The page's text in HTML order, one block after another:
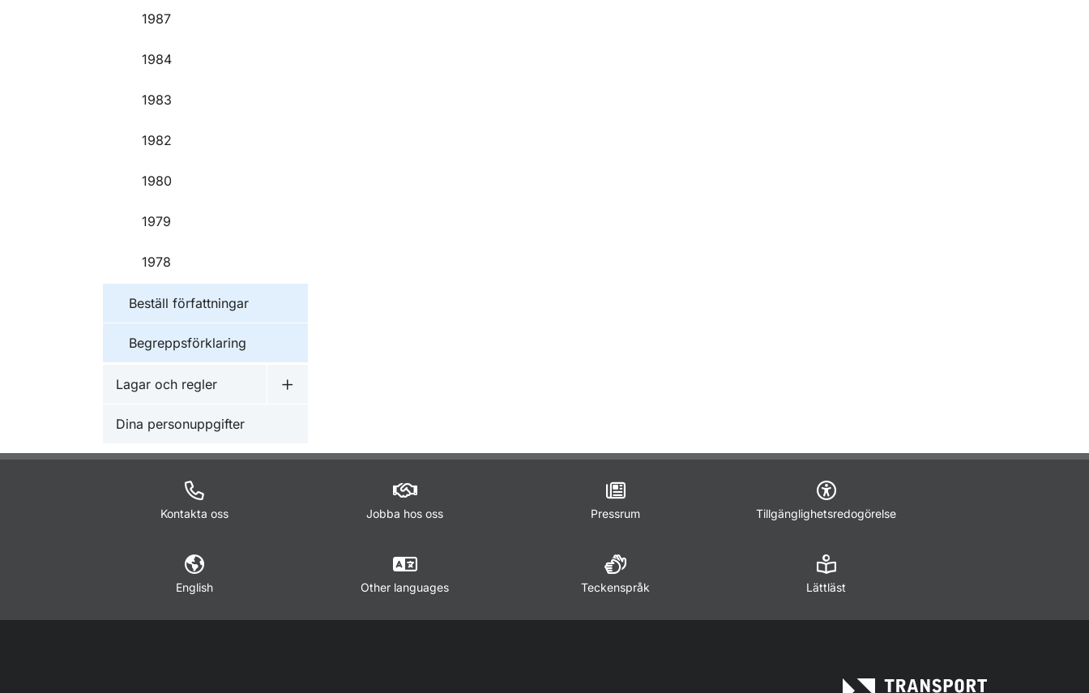
1987
1984
1983
1982
1980
1979
1978
Beställ författningar
Begreppsförklaring
Lagar och regler
Undermeny för Lagar och regler
Dina personuppgifter
Kontakta oss Jobba hos oss Pressrum Tillgänglighetsredogörelse
English Other languages Teckenspråk Lättläst